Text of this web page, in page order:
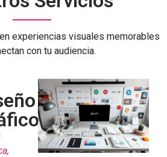
experiencias visuales memorables
con tu audiencia.